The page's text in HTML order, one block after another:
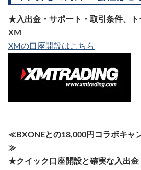
★入出金・サポート・取引条件、
XM
XMの口座開設はこちら
≪BXONEとの18,000円コラボキャ
≫
★クイック口座開設と確実な入出